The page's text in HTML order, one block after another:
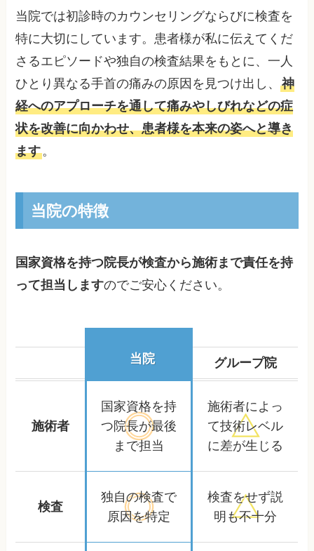
当院では初診時のカウンセリングならびに検査を
特に大切にしています。患者様が私に伝えてくだ
さるエピソードや独自の検査結果をもとに、一人
ひとり異なる手首の痛みの原因を見つけ出し、神
経へのアプローチを通して痛みやしびれなどの症
状を改善に向かわせ、患者様を本来の姿へと導き
ます。
当院の特徴
国家資格を持つ院長が検査から施術まで責任を持
って担当しますのでご安心ください。
当院 グループ院
施術者
国家資格を持
つ院長が最後
まで担当
施術者によっ
て技術レベル
に差が生じる
検査
独自の検査で
原因を特定
検査をせず説
明も不十分